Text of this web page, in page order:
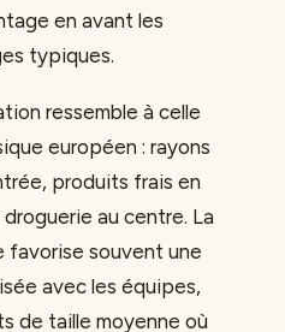
en avant les
typiques.
ressemble à celle
européen : rayons
produits frais en
au centre. La
favorise souvent une
avec les équipes,
de taille moyenne où